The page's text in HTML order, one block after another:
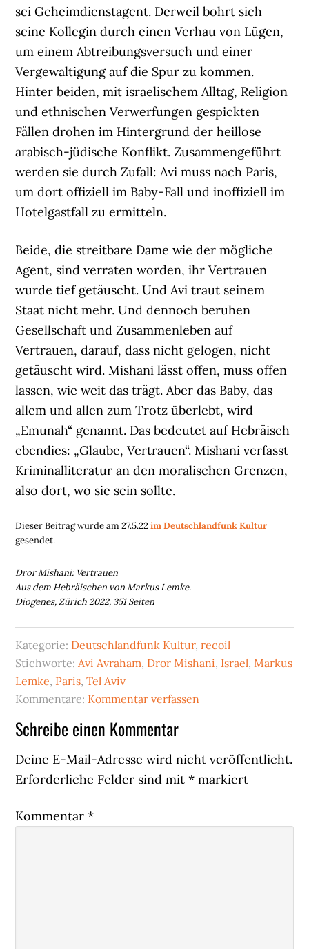
sei Geheimdienstagent. Derweil bohrt sich
seine Kollegin durch einen Verhau von Lügen,
um einem Abtreibungsversuch und einer
Vergewaltigung auf die Spur zu kommen.
Hinter beiden, mit israelischem Alltag, Religion
und ethnischen Verwerfungen gespickten
Fällen drohen im Hintergrund der heillose
arabisch-jüdische Konflikt. Zusammengeführt
werden sie durch Zufall: Avi muss nach Paris,
um dort offiziell im Baby-Fall und inoffiziell im
Hotelgastfall zu ermitteln.
Beide, die streitbare Dame wie der mögliche
Agent, sind verraten worden, ihr Vertrauen
wurde tief getäuscht. Und Avi traut seinem
Staat nicht mehr. Und dennoch beruhen
Gesellschaft und Zusammenleben auf
Vertrauen, darauf, dass nicht gelogen, nicht
getäuscht wird. Mishani lässt offen, muss offen
lassen, wie weit das trägt. Aber das Baby, das
allem und allen zum Trotz überlebt, wird
„Emunah“ genannt. Das bedeutet auf Hebräisch
ebendies: „Glaube, Vertrauen“. Mishani verfasst
Kriminalliteratur an den moralischen Grenzen,
also dort, wo sie sein sollte.
Dieser Beitrag wurde am 27.5.22im Deutschlandfunk Kultur
gesendet.
Dror Mishani: Vertrauen
Aus dem Hebräischen von Markus Lemke.
Diogenes, Zürich 2022, 351 Seiten
Kategorie: Deutschlandfunk Kultur,recoil
Stichworte: Avi Avraham, Dror Mishani, Israel, Markus
Lemke, Paris,Tel Aviv
Kommentare: Kommentar verfassen
Leser-
Interaktionen
Schreibe einen Kommentar
Deine E-Mail-Adresse wird nicht veröffentlicht.
Erforderliche Felder sind mit* markiert
Kommentar*